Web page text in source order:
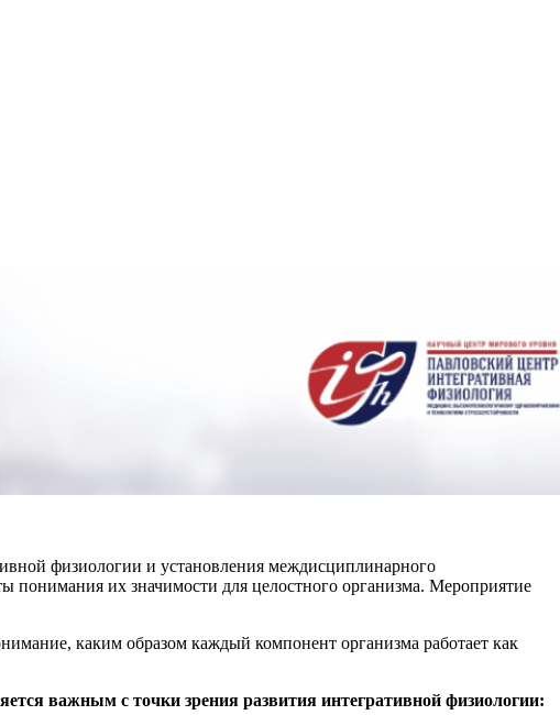
физиологии и установления междисциплинарного
понимания их значимости для целостного организма. Мероприятие
каким образом каждый компонент организма работает как
важным с точки зрения развития интегративной физиологии: